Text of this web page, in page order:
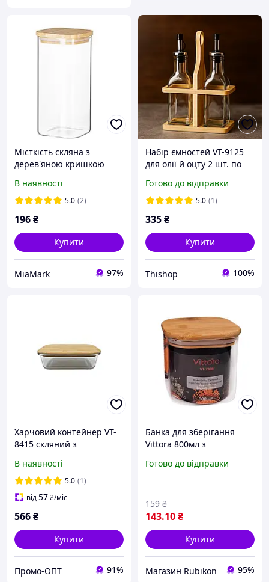
Місткість скляна з
дерев'яною кришкою
Vittora 1500 мл
В наявності
5.0 (2)
196₴
Купити
MiaMark 97%
Набір ємностей VT-9125
для олії й оцту 2 шт. по
Готово до відправки
5.0 (1)
335₴
Купити
Thishop 100%
Харчовий контейнер VT-
8415 скляний з
прямокутний 1500 мл
VITTORA
В наявності
5.0 (1)
від57₴/міс
566₴
Купити
Промо-ОПТ 91%
Банка для зберігання
Vittora 800мл з
квадрат
Готово до відправки
143.10₴
159 ₴
Купити
Магазин Rubikon 95%